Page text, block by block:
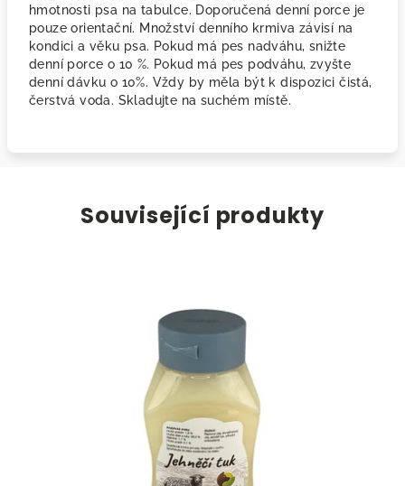
hmotnosti psa na tabulce. Doporučená denní porce je
pouze orientační. Množství denního krmiva závisí na
kondici a věku psa. Pokud má pes nadváhu, snižte
denní porce o 10 %. Pokud má pes podváhu, zvyšte
denní dávku o 10%. Vždy by měla být k dispozici čistá,
čerstvá voda. Skladujte na suchém místě.
Související produkty